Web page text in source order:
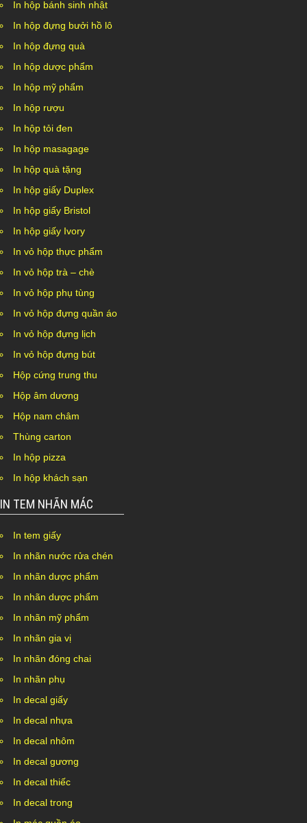
In hộp bánh sinh nhật
In hộp đựng bưởi hồ lô
In hộp đựng quà
In hộp dược phẩm
In hộp mỹ phẩm
In hộp rượu
In hộp tỏi đen
In hộp masagage
In hộp quà tặng
In hộp giấy Duplex
In hộp giấy Bristol
In hộp giấy Ivory
In vỏ hộp thực phẩm
In vỏ hộp trà – chè
In vỏ hộp phụ tùng
In vỏ hộp đựng quần áo
In vỏ hộp đựng lịch
In vỏ hộp đựng bút
Hộp cứng trung thu
Hộp âm dương
Hộp nam châm
Thùng carton
In hộp pizza
In hộp khách sạn
IN TEM NHÃN MÁC
In tem giấy
In nhãn nước rửa chén
In nhãn dược phẩm
In nhãn dược phẩm
In nhãn mỹ phẩm
In nhãn gia vị
In nhãn đóng chai
In nhãn phụ
In decal giấy
In decal nhựa
In decal nhôm
In decal gương
In decal thiếc
In decal trong